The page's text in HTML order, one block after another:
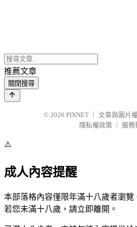
推薦文章
關閉搜尋
© 2026 PIXNET
文章與圖片
隱私權政策
服務
⚠️
成人內容提醒
本部落格內容僅限年滿十八歲者瀏覽
若您未滿十八歲，請立即離開。